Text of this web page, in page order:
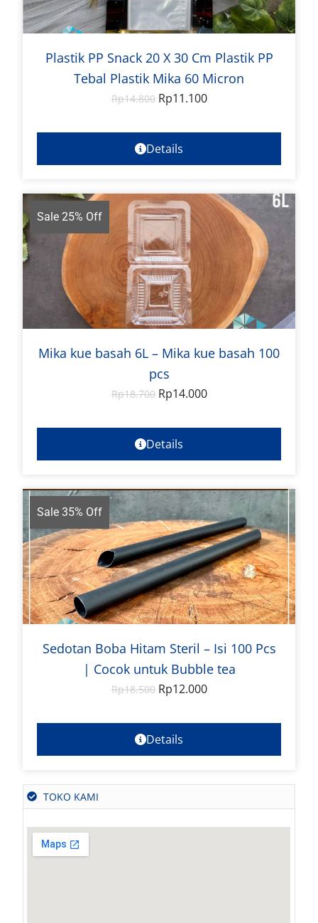
Plastik PP Snack 20 X 30 Cm Plastik PP
Tebal Plastik Mika 60 Micron
Rp14.800 Rp11.100
Details
Sale 25% Off
Mika kue basah 6L – Mika kue basah 100
pcs
Rp18.700 Rp14.000
Details
Sale 35% Off
Sedotan Boba Hitam Steril – Isi 100 Pcs
| Cocok untuk Bubble tea
Rp18.500 Rp12.000
Details
TOKO KAMI